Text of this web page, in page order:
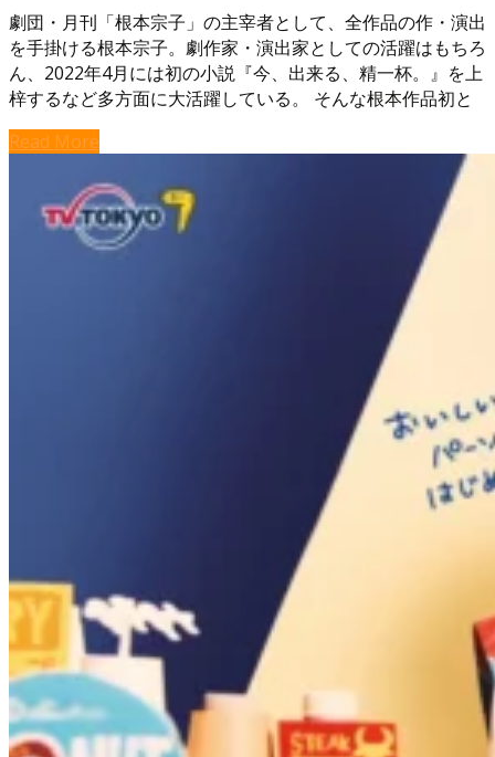
劇団・月刊「根本宗子」の主宰者として、全作品の作・演出
を手掛ける根本宗子。劇作家・演出家としての活躍はもちろ
ん、2022年4月には初の小説『今、出来る、精一杯。』を上
梓するなど多方面に大活躍している。 そんな根本作品初と
Read More